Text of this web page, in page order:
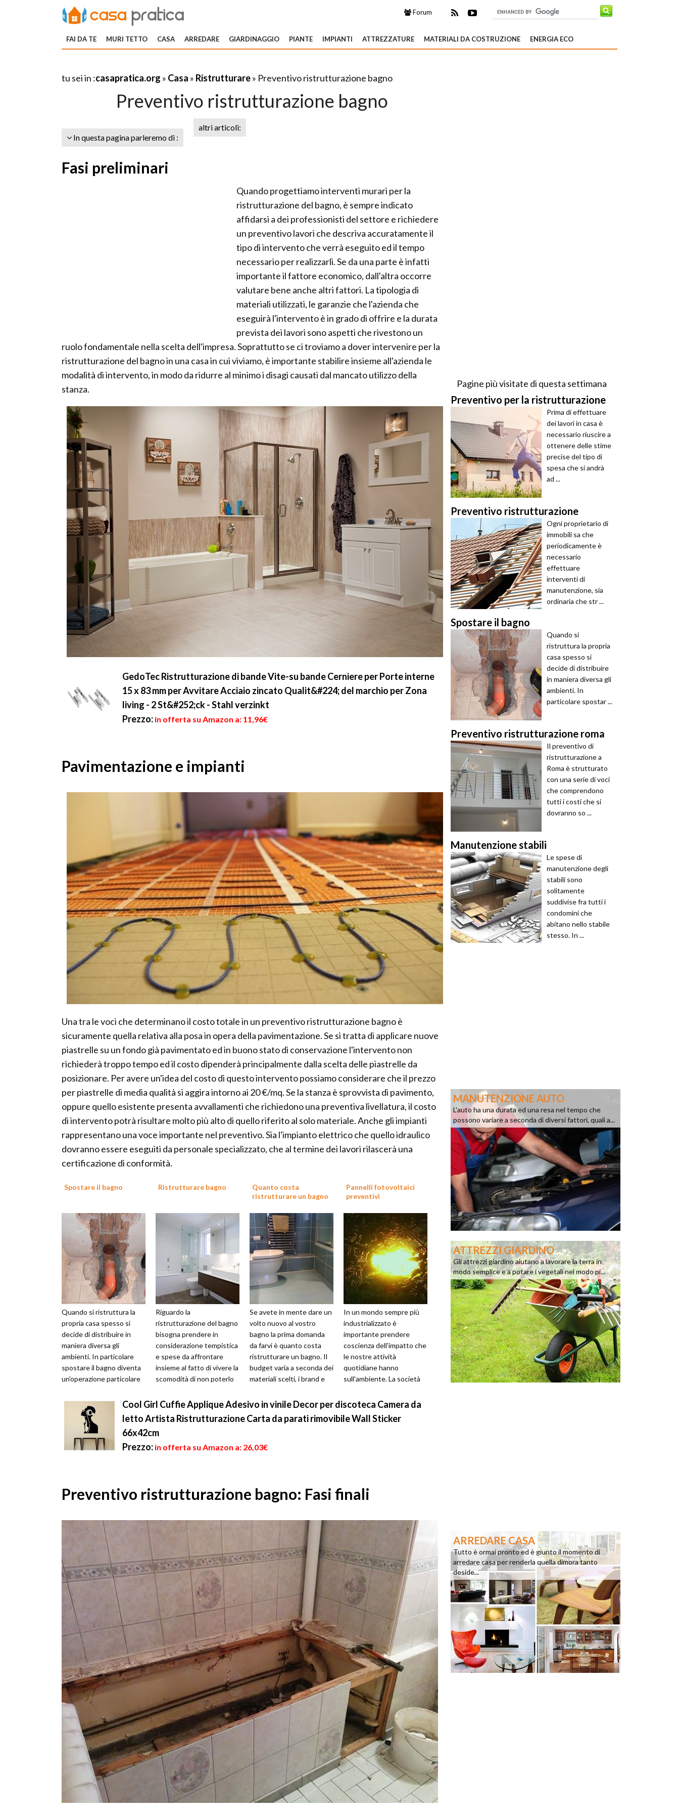
Forum
FAI DA TE MURI TETTO CASA ARREDARE GIARDINAGGIO PIANTE IMPIANTI ATTREZZATURE MATERIALI DA COSTRUZIONE ENERGIA ECO
tu sei in :casapratica.org » Casa » Ristrutturare» Preventivo ristrutturazione bagno
Preventivo ristrutturazione bagno
In questa pagina parleremo di :
altri articoli:
Fasi preliminari
Quando progettiamo interventi murari per la
ristrutturazione del bagno, è sempre indicato
affidarsi a dei professionisti del settore e richiedere
un preventivo lavori che descriva accuratamente il
tipo di intervento che verrà eseguito ed il tempo
necessario per realizzarli. Se da una parte è infatti
importante il fattore economico, dall'altra occorre
valutare bene anche altri fattori. La tipologia di
materiali utilizzati, le garanzie che l'azienda che
eseguirà l'intervento è in grado di offrire e la durata
prevista dei lavori sono aspetti che rivestono un
ruolo fondamentale nella scelta dell'impresa. Soprattutto se ci troviamo a dover intervenire per la
ristrutturazione del bagno in una casa in cui viviamo, è importante stabilire insieme all'azienda le
modalità di intervento, in modo da ridurre al minimo i disagi causati dal mancato utilizzo della
stanza.
GedoTec Ristrutturazione di bande Vite-su bande Cerniere per Porte interne
15 x 83 mm per Avvitare Acciaio zincato Qualit&#224; del marchio per Zona
living - 2 St&#252;ck - Stahl verzinkt
Prezzo: in offerta su Amazon a: 11,96€
Pavimentazione e impianti
Una tra le voci che determinano il costo totale in un preventivo ristrutturazione bagno è
sicuramente quella relativa alla posa in opera della pavimentazione. Se si tratta di applicare nuove
piastrelle su un fondo già pavimentato ed in buono stato di conservazione l'intervento non
richiederà troppo tempo ed il costo dipenderà principalmente dalla scelta delle piastrelle da
posizionare. Per avere un'idea del costo di questo intervento possiamo considerare che il prezzo
per piastrelle di media qualità si aggira intorno ai 20 €/mq. Se la stanza è sprovvista di pavimento,
oppure quello esistente presenta avvallamenti che richiedono una preventiva livellatura, il costo
di intervento potrà risultare molto più alto di quello riferito al solo materiale. Anche gli impianti
rappresentano una voce importante nel preventivo. Sia l'impianto elettrico che quello idraulico
dovranno essere eseguiti da personale specializzato, che al termine dei lavori rilascerà una
certificazione di conformità.
Spostare il bagno
Quando si ristruttura la
propria casa spesso si
decide di distribuire in
maniera diversa gli
ambienti. In particolare
spostare il bagno diventa
un'operazione particolare
attenzi...
Ristrutturare bagno
Riguardo la
ristrutturazione del bagno
bisogna prendere in
considerazione tempistica
e spese da affrontare
insieme al fatto di vivere la
scomodità di non poterlo
riguarda la tem...
Quanto costa
ristrutturare un bagno
Se avete in mente dare un
volto nuovo al vostro
bagno la prima domanda
da farvi è quanto costa
ristrutturare un bagno. Il
budget varia a seconda dei
materiali scelti, i brand e
Pannelli fotovoltaici
preventivi
In un mondo sempre più
industrializzato è
importante prendere
coscienza dell'impatto che
le nostre attività
quotidiane hanno
sull'ambiente. La società
interamente sull'energia
Cool Girl Cuffie Applique Adesivo in vinile Decor per discoteca Camera da
letto Artista Ristrutturazione Carta da parati rimovibile Wall Sticker
66x42cm
Prezzo: in offerta su Amazon a: 26,03€
Preventivo ristrutturazione bagno: Fasi finali
Pagine più visitate di questa settimana
Preventivo per la ristrutturazione
Prima di effettuare
dei lavori in casa è
necessario riuscire a
ottenere delle stime
precise del tipo di
spesa che si andrà
ad ...
Preventivo ristrutturazione
Ogni proprietario di
immobili sa che
periodicamente è
necessario
effettuare
interventi di
manutenzione, sia
ordinaria che str ...
Spostare il bagno
Quando si
ristruttura la propria
casa spesso si
decide di distribuire
in maniera diversa gli
ambienti. In
particolare spostar ...
Preventivo ristrutturazione roma
Il preventivo di
ristrutturazione a
Roma è strutturato
con una serie di voci
che comprendono
tutti i costi che si
dovranno so ...
Manutenzione stabili
Le spese di
manutenzione degli
stabili sono
solitamente
suddivise fra tutti i
condomini che
abitano nello stabile
stesso. In ...
MANUTENZIONE AUTO
L'auto ha una durata ed una resa nel tempo che
possono variare a seconda di diversi fattori, quali a...
ATTREZZI GIARDINO
Gli attrezzi giardino aiutano a lavorare la terra in
modo semplice e a potare i vegetali nel modo pi...
ARREDARE CASA
Tutto è ormai pronto ed è giunto il momento di
arredare casa per renderla quella dimora tanto
deside...